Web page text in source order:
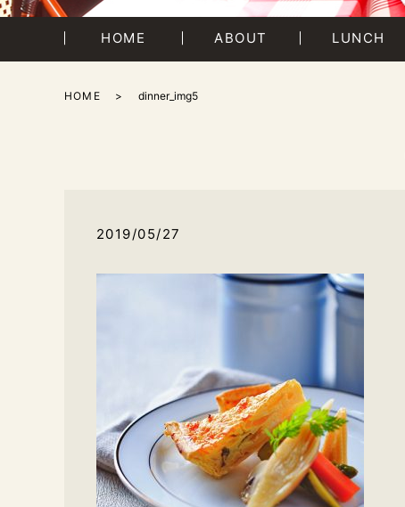
HOME ABOUT LUNCH
HOME dinner_img5
2019/05/27